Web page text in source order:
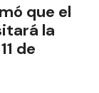
que el
la
de